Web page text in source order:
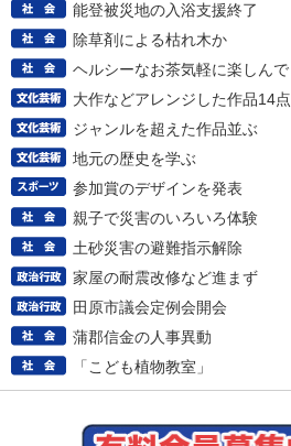
能登被災地の入浴支援終了
除草剤による枯れ木か
ヘルシーなお茶気軽に楽しんで
大作などアレンジした作品14点
ジャンルを超えた作品並ぶ
地元の歴史を学ぶ
参加賞のデザインを発表
親子で災害のいろいろ体験
土砂災害の避難指示解除
家屋の耐震改修など進まず
田原市議会定例会開会
蒲郡信金の人事異動
「こども植物教室」